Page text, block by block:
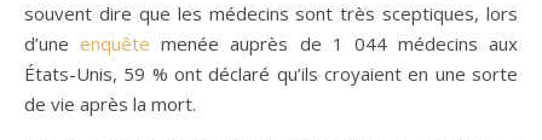
souvent dire que les médecins sont très sceptiques, lors
d’uneenquête menée auprès de 1 044 médecins aux
États-Unis, 59 % ont déclaré qu’ils croyaient en une sorte
de vie après la mort.